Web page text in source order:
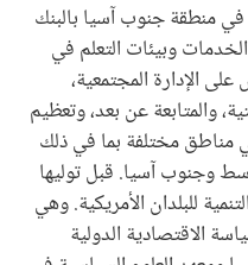
منطقة جنوب آسيا بالبنك
وبيئات التعلم في
الإدارة المجتمعية،
والمتابعة عن بعد، وتعظيم
مناطق مختلفة بما في ذلك
وجنوب آسيا. قبل توليها
للبلدان الأمريكية. وهي
الاقتصادية الدولية